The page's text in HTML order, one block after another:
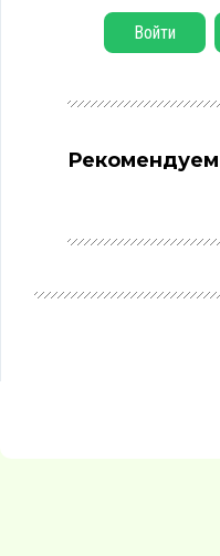
Войти
Рекомендуем